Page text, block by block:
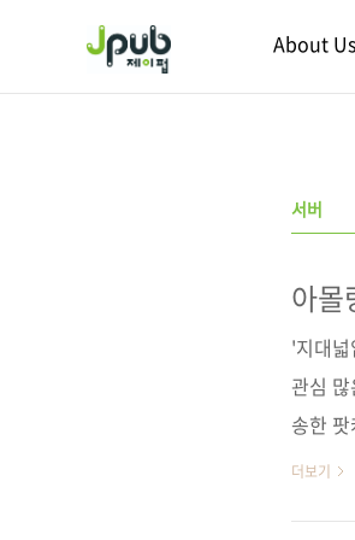
About Us
서버
아몰
'지대
관심
송한
10월부
더보기